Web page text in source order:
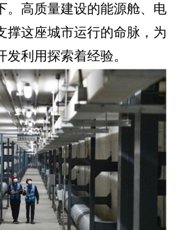
。高质量建设的能源舱、电
撑这座城市运行的命脉，为
利用探索着经验。